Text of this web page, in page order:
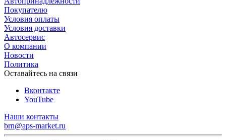
Покупателю
Условия оплаты
Условия доставки
Автосервис
О компании
Новости
Политика
Оставайтесь на связи
Вконтакте
YouTube
Наши контакты
brn@aps-market.ru